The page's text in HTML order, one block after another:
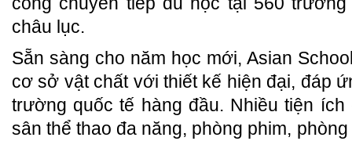
châu lục.
Sẵn sàng cho năm học mới, Asian
cơ sở vật chất với thiết kế hiện đại, đáp
trường quốc tế hàng đầu. Nhiều tiện
sân thể thao đa năng, phòng phim,